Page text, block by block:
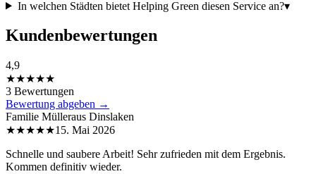
In welchen Städten bietet Helping Green diesen Service an?▾
Kundenbewertungen
4,9
★★★★★
3 Bewertungen
Bewertung abgeben →
Familie Mülleraus Dinslaken
★★★★★15. Mai 2026
Schnelle und saubere Arbeit! Sehr zufrieden mit dem Ergebnis.
Kommen definitiv wieder.